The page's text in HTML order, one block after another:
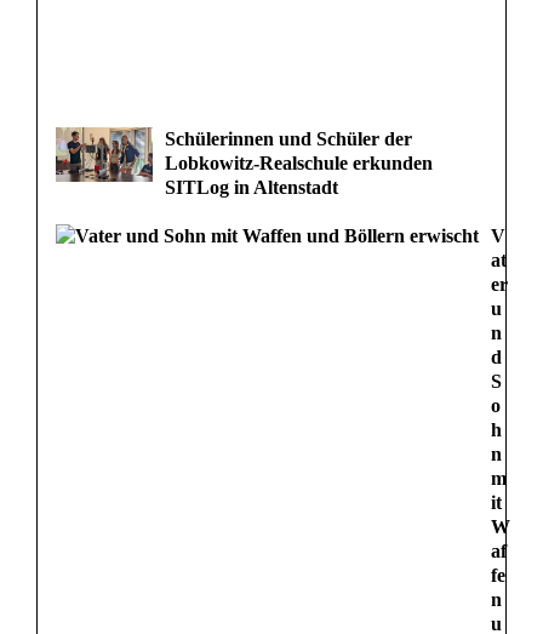
Schülerinnen und Schüler der
Lobkowitz-Realschule erkunden
SITLog in Altenstadt
V
at
er
u
n
d
S
o
h
n
m
it
W
af
fe
n
u